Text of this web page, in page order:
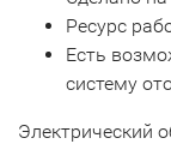
Ресурс
Есть
систему
Электрический